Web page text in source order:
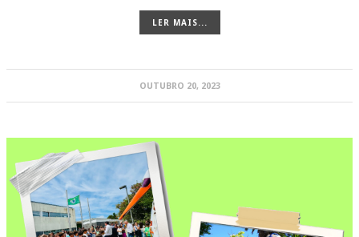
LER MAIS...
OUTUBRO 20, 2023